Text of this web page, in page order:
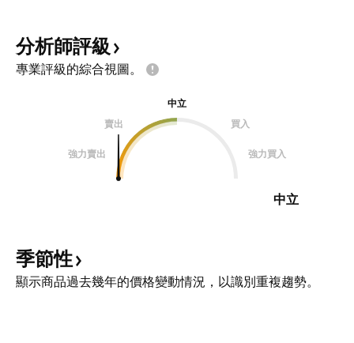
分析師評級
專業評級的綜合視圖。
中立
賣出
買入
強力賣出 強力買入
中立
季節性
顯示商品過去幾年的價格變動情況，以識別重複趨勢。